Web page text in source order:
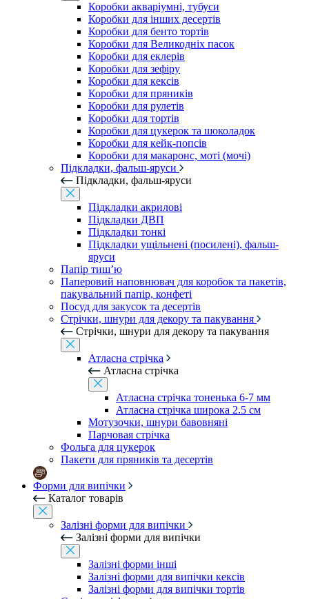
Коробки акваріумні, тубуси
Коробки для інших десертів
Коробки для бенто тортів
Коробки для Великодніх пасок
Коробки для еклерів
Коробки для зефіру
Коробки для кексів
Коробки для пряників
Коробки для рулетів
Коробки для тортів
Коробки для цукерок та шоколадок
Коробки для кейк-попсів
Коробки для макаронс, моті (мочі)
Підкладки, фальш-яруси
Підкладки, фальш-яруси
Підкладки акрилові
Підкладки ДВП
Підкладки тонкі
Підкладки ущільнені (посилені), фальш-
яруси
Папір тиш’ю
Паперовий наповнювач для коробок та пакетів,
пакувальний папір, конфеті
Посуд для закусок та десертів
Стрічки, шнури для декору та пакування
Стрічки, шнури для декору та пакування
Атласна стрічка
Атласна стрічка
Атласна стрічка тоненька 6-7 мм
Атласна стрічка широка 2.5 см
Мотузочки, шнури бавовняні
Парчовая стрічка
Фольга для цукерок
Пакети для пряників та десертів
Форми для випічки
Каталог товарів
Залізні форми для випічки
Залізні форми для випічки
Залізні форми інші
Залізні форми для випічки кексів
Залізні форми для випічки тортів